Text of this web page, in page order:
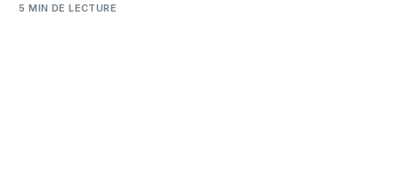
5 MIN DE LECTURE